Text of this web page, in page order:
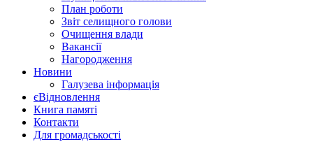
План роботи
Звіт селищного голови
Очищення влади
Вакансії
Нагородження
Новини
Галузева інформація
єВідновлення
Книга памяті
Контакти
Для громадськості